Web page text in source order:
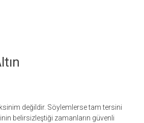
değildir. Söylemlerse tam tersini
belirsizleştiği zamanların güvenli